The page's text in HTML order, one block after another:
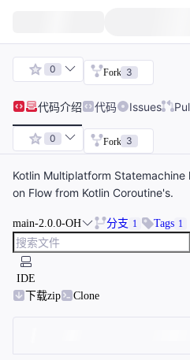
0 Fork 3
代码介绍 代码 Issues
0 Fork 3
Kotlin Multiplatform
on Flow from Kotlin Coroutine's.
main-2.0.0-OH 分支 1 Tags 1
IDE
下载zip
Clone